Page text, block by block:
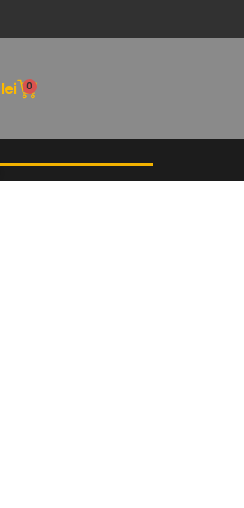
lei 0